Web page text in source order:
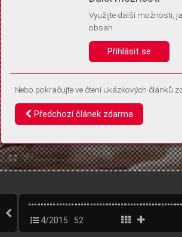
Vaše souhlasy a odmítnutí si ukládáme do
vás už příště znovu neptali. Můžete je kdykoli
4/2015 52
Využijte další možnosti,
obsah
Přihlásit se
Nebo pokračujte ve čtení ukázkových článků
Předchozí článek zdarma